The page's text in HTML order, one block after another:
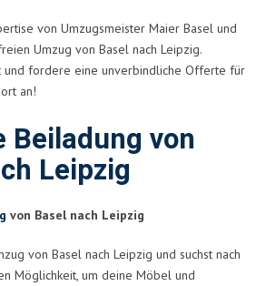
von Umzugsmeister Maier Basel und
Umzug von Basel nach Leipzig.
und fordere eine unverbindliche Offerte für
an!
Beiladung von
Leipzig
von Basel nach Leipzig
von Basel nach Leipzig und suchst nach
Möglichkeit, um deine Möbel und